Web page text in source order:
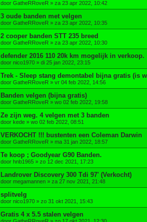
door GatheRRoveR » za 23 apr 2022, 10:42
3 oude banden met velgen
door GatheRRoveR » za 23 apr 2022, 10:35
2 cooper banden STT 235 breed
door GatheRRoveR » za 23 apr 2022, 10:30
defender 2016 110 20k km mogelijk in verkoop.
door nico1970 » di 25 jan 2022, 23:15
Trek - Sleep stang demontabel bijna gratis (is
door GatheRRoveR » vr 04 feb 2022, 14:56
Banden velgen (bijna gratis)
door GatheRRoveR » wo 02 feb 2022, 19:58
Ze zijn weg. 4 velgen met 3 banden
door kede » wo 02 feb 2022, 08:51
VERKOCHT !!! bustenten een Coleman Darwin
door GatheRRoveR » ma 31 jan 2022, 18:57
Te koop ; Goodyear G90 Banden.
door hnb1965 » zo 12 dec 2021, 17:23
Landrover Discovery 300 Tdi 97' (Verkocht)
door megamannen » za 27 nov 2021, 21:48
splitvelg
door nico1970 » zo 31 okt 2021, 15:43
Gratis 4 x 5.5 stalen velgen
door GatheRRoveR » zo 17 okt 2021, 12:30